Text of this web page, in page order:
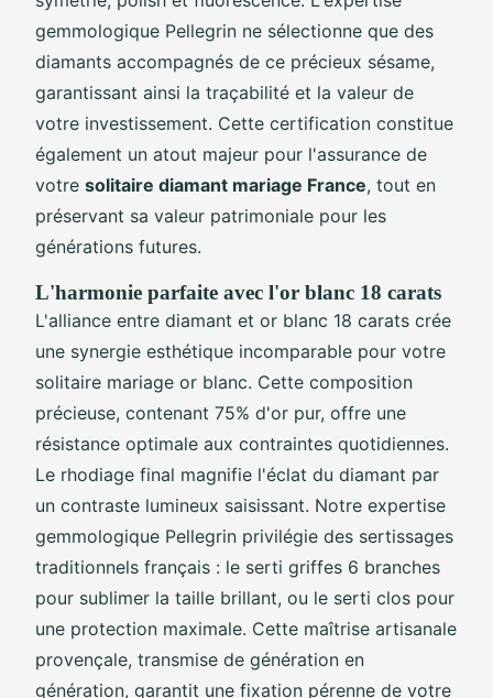
gemmologique Pellegrin ne sélectionne que des
diamants accompagnés de ce précieux sésame,
garantissant ainsi la traçabilité et la valeur de
votre investissement. Cette certification constitue
également un atout majeur pour l'assurance de
votre solitaire diamant mariage France, tout en
préservant sa valeur patrimoniale pour les
générations futures.
L'harmonie parfaite avec l'or blanc 18 carats
L'alliance entre diamant et or blanc 18 carats crée
une synergie esthétique incomparable pour votre
solitaire mariage or blanc. Cette composition
précieuse, contenant 75% d'or pur, offre une
résistance optimale aux contraintes quotidiennes.
Le rhodiage final magnifie l'éclat du diamant par
un contraste lumineux saisissant. Notre expertise
gemmologique Pellegrin privilégie des sertissages
traditionnels français : le serti griffes 6 branches
pour sublimer la taille brillant, ou le serti clos pour
une protection maximale. Cette maîtrise artisanale
provençale, transmise de génération en
génération, garantit une fixation pérenne de votre